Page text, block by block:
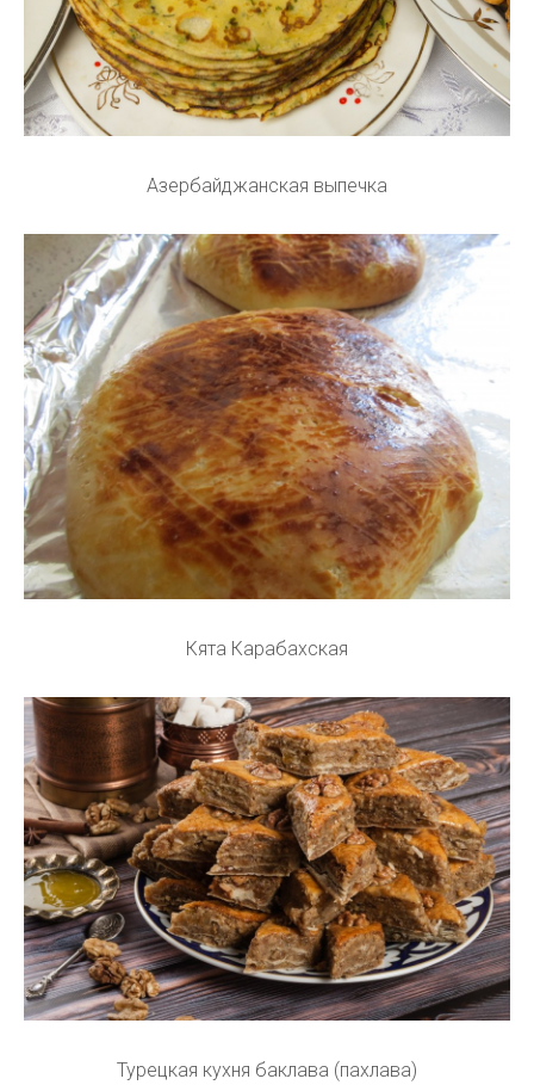
Азербайджанская выпечка
Кята Карабахская
Турецкая кухня баклава (пахлава)